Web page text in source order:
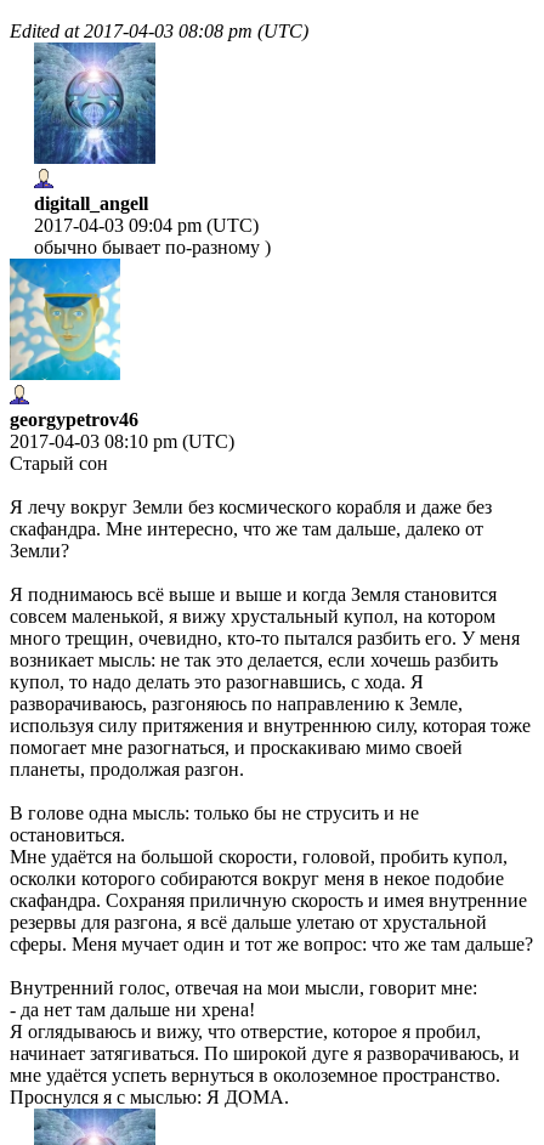
Edited at2017-04-03 08:08 pm (UTC)
digitall_angell
2017-04-03 09:04 pm (UTC)
обычно бывает по-разному )
georgypetrov46
2017-04-03 08:10 pm (UTC)
Старый сон
Я лечу вокруг Земли без космического корабля и даже без
скафандра. Мне интересно, что же там дальше, далеко от
Земли?
Я поднимаюсь всё выше и выше и когда Земля становится
совсем маленькой, я вижу хрустальный купол, на котором
много трещин, очевидно, кто-то пытался разбить его. У меня
возникает мысль: не так это делается, если хочешь разбить
купол, то надо делать это разогнавшись, с хода. Я
разворачиваюсь, разгоняюсь по направлению к Земле,
используя силу притяжения и внутреннюю силу, которая тоже
помогает мне разогнаться, и проскакиваю мимо своей
планеты, продолжая разгон.
В голове одна мысль: только бы не струсить и не
остановиться.
Мне удаётся на большой скорости, головой, пробить купол,
осколки которого собираются вокруг меня в некое подобие
скафандра. Сохраняя приличную скорость и имея внутренние
резервы для разгона, я всё дальше улетаю от хрустальной
сферы. Меня мучает один и тот же вопрос: что же там дальше?
Внутренний голос, отвечая на мои мысли, говорит мне:
- да нет там дальше ни хрена!
Я оглядываюсь и вижу, что отверстие, которое я пробил,
начинает затягиваться. По широкой дуге я разворачиваюсь, и
мне удаётся успеть вернуться в околоземное пространство.
Проснулся я с мыслью: Я ДОМА.